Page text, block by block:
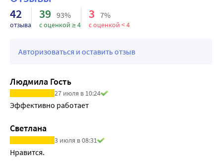
антитоксическую активность при отравлении
солями тя- желых металлов. Селен является
быстрому выведению из организма. Селен,
разглаживанию, а также поддерживает хорошее
состояния волос.
42
отзыва
39 93%
с оценкой ≥ 4
3 7%
с оценкой < 4
Авторизоваться и оставить отзыв
Людмила Гость
27 июля в 10:24
Эффективно работает
Светлана
3 июля в 08:31
Нравится.